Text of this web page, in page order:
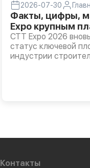
2026-07-30
Факты, цифры,
Expo крупным
CTT Expo 2026
статус ключевой
индустрии
Контакты